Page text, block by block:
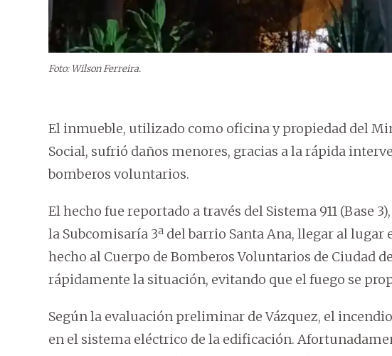
Foto: Wilson Ferreira.
El inmueble, utilizado como oficina y propiedad del
Social, sufrió daños menores, gracias a la rápida
bomberos voluntarios.
El hecho fue reportado a través del Sistema 911 (Base
la Subcomisaría 3ª del barrio Santa Ana, llegar al
hecho al Cuerpo de Bomberos Voluntarios de Ciudad
rápidamente la situación, evitando que el fuego se
Según la evaluación preliminar de Vázquez, el
en el sistema eléctrico de la edificación.